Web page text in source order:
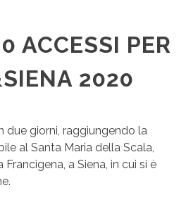
ACCESSI PER
2020
due giorni, raggiungendo la
al Santa Maria della Scala,
Francigena, a Siena, in cui si è